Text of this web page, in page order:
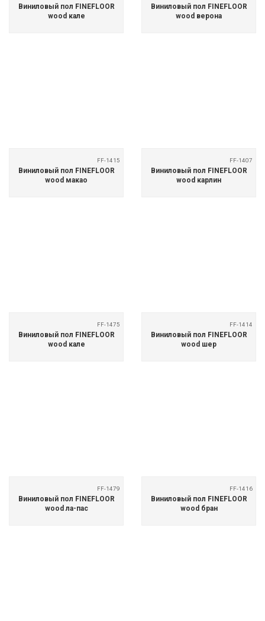
Виниловый пол FINEFLOOR
wood кале
Виниловый пол FINEFLOOR
wood верона
FF-1415
Виниловый пол FINEFLOOR
wood макао
FF-1407
Виниловый пол FINEFLOOR
wood карлин
FF-1475
Виниловый пол FINEFLOOR
wood кале
FF-1414
Виниловый пол FINEFLOOR
wood шер
FF-1479
Виниловый пол FINEFLOOR
wood ла-пас
FF-1416
Виниловый пол FINEFLOOR
wood бран